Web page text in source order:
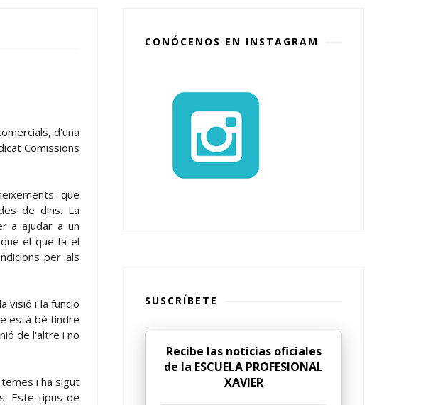
d'una
Comissions
que
de dins. La
a ajudar a un
el que fa el
per als
visió i la funció
està bé tindre
de l'altre i no
i ha sigut
Este tipus de
CONÓCENOS EN INSTAGRAM
SUSCRÍBETE
Recibe las noticias oficiales
de la ESCUELA PROFESIONAL
XAVIER